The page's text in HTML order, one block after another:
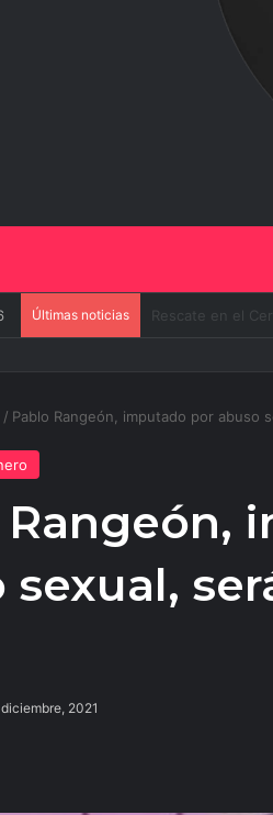
Últimas noticias El Gobierno de
/ Pablo Rangeón, imputado por abuso
Rangeón,
sexual,
2021